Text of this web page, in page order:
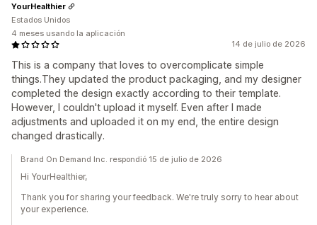
14 de julio de 2026
This is a company that loves to overcomplicate simple
things.They updated the product packaging, and my designer
completed the design exactly according to their template.
However, I couldn't upload it myself. Even after I made
adjustments and uploaded it on my end, the entire design
changed drastically.
YourHealthier
Estados Unidos
4 meses usando la aplicación
Brand On Demand Inc. respondió 15 de julio de 2026
Hi YourHealthier,
Thank you for sharing your feedback. We're truly sorry to hear about
your experience.